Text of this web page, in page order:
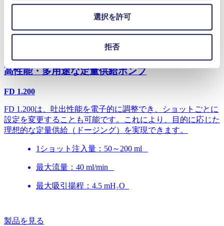
選択を許可
拒否
高性能・多用途な定量供給ポンプ
FD 1.200
FD 1.200は、吐出性能を電子的に調整でき、ショットごとに
設定を変更することも可能です。これにより、目的に応じた
理想的な定量供給（ドージング）を実現できます。
1ショット注入量：50～200 ml
最大流量：40 ml/min
最大吸引揚程：4.5 mH₂O
製品を見る